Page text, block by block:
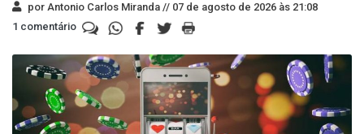
por Antonio Carlos Miranda // 07 de agosto de 2026 às 21:08
1 comentário